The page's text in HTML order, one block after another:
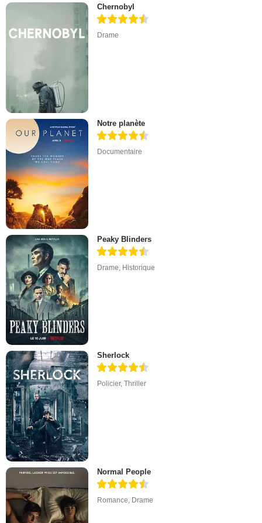
Chernobyl
Drame
Notre planète
Documentaire
Peaky Blinders
Drame, Historique
Sherlock
Policier,Thriller
Normal People
Romance Drame